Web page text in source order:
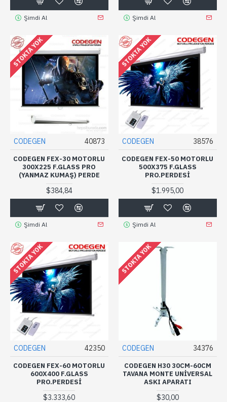
Şimdi Al Şimdi Al
STOKTA YOK
CODEGEN 40873
CODEGEN FEX-30 MOTORLU
300X225 F.GLASS PRO
(YANMAZ KUMAŞ) PERDE
$384,84
Şimdi Al
STOKTA YOK
CODEGEN 38576
CODEGEN FEX-50 MOTORLU
500X375 F.GLASS
PRO.PERDESİ
$1.995,00
Şimdi Al
STOKTA YOK
CODEGEN 42350
CODEGEN FEX-60 MOTORLU
600X400 F.GLASS
PRO.PERDESİ
$3.333,60
STOKTA YOK
CODEGEN 34376
CODEGEN H30 30CM-60CM
TAVANA MONTE UNIVERSAL
ASKI APARATI
$30,00